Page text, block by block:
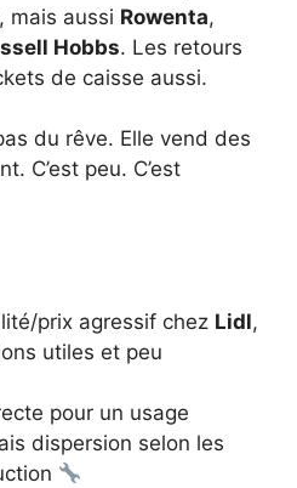
, mais aussi Rowenta,
Hobbs. Les retours
de caisse aussi.
du rêve. Elle vend des
C’est peu. C’est
prix agressif chez Lidl,
utiles et peu
pour un usage
dispersion selon les